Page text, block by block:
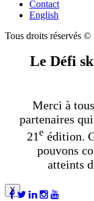
Contact
English
Tous droits réservés
Le Défi
Merci à
partenaires
21e édition.
pouvons
atteints
X